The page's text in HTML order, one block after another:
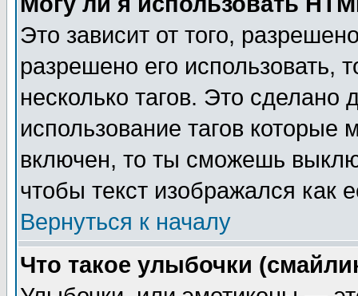
Это зависит от того,
разрешено его использовать,
несколько тагов. Это сделано
использование тагов
включен, то ты сможешь
чтобы текст изображался как
Вернуться к началу
Что такое улыбочки